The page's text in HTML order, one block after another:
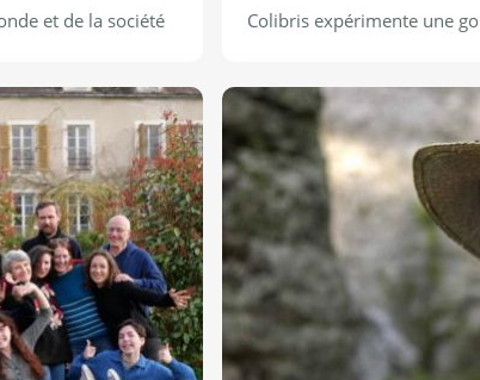
et de la société Colibris expérimente une